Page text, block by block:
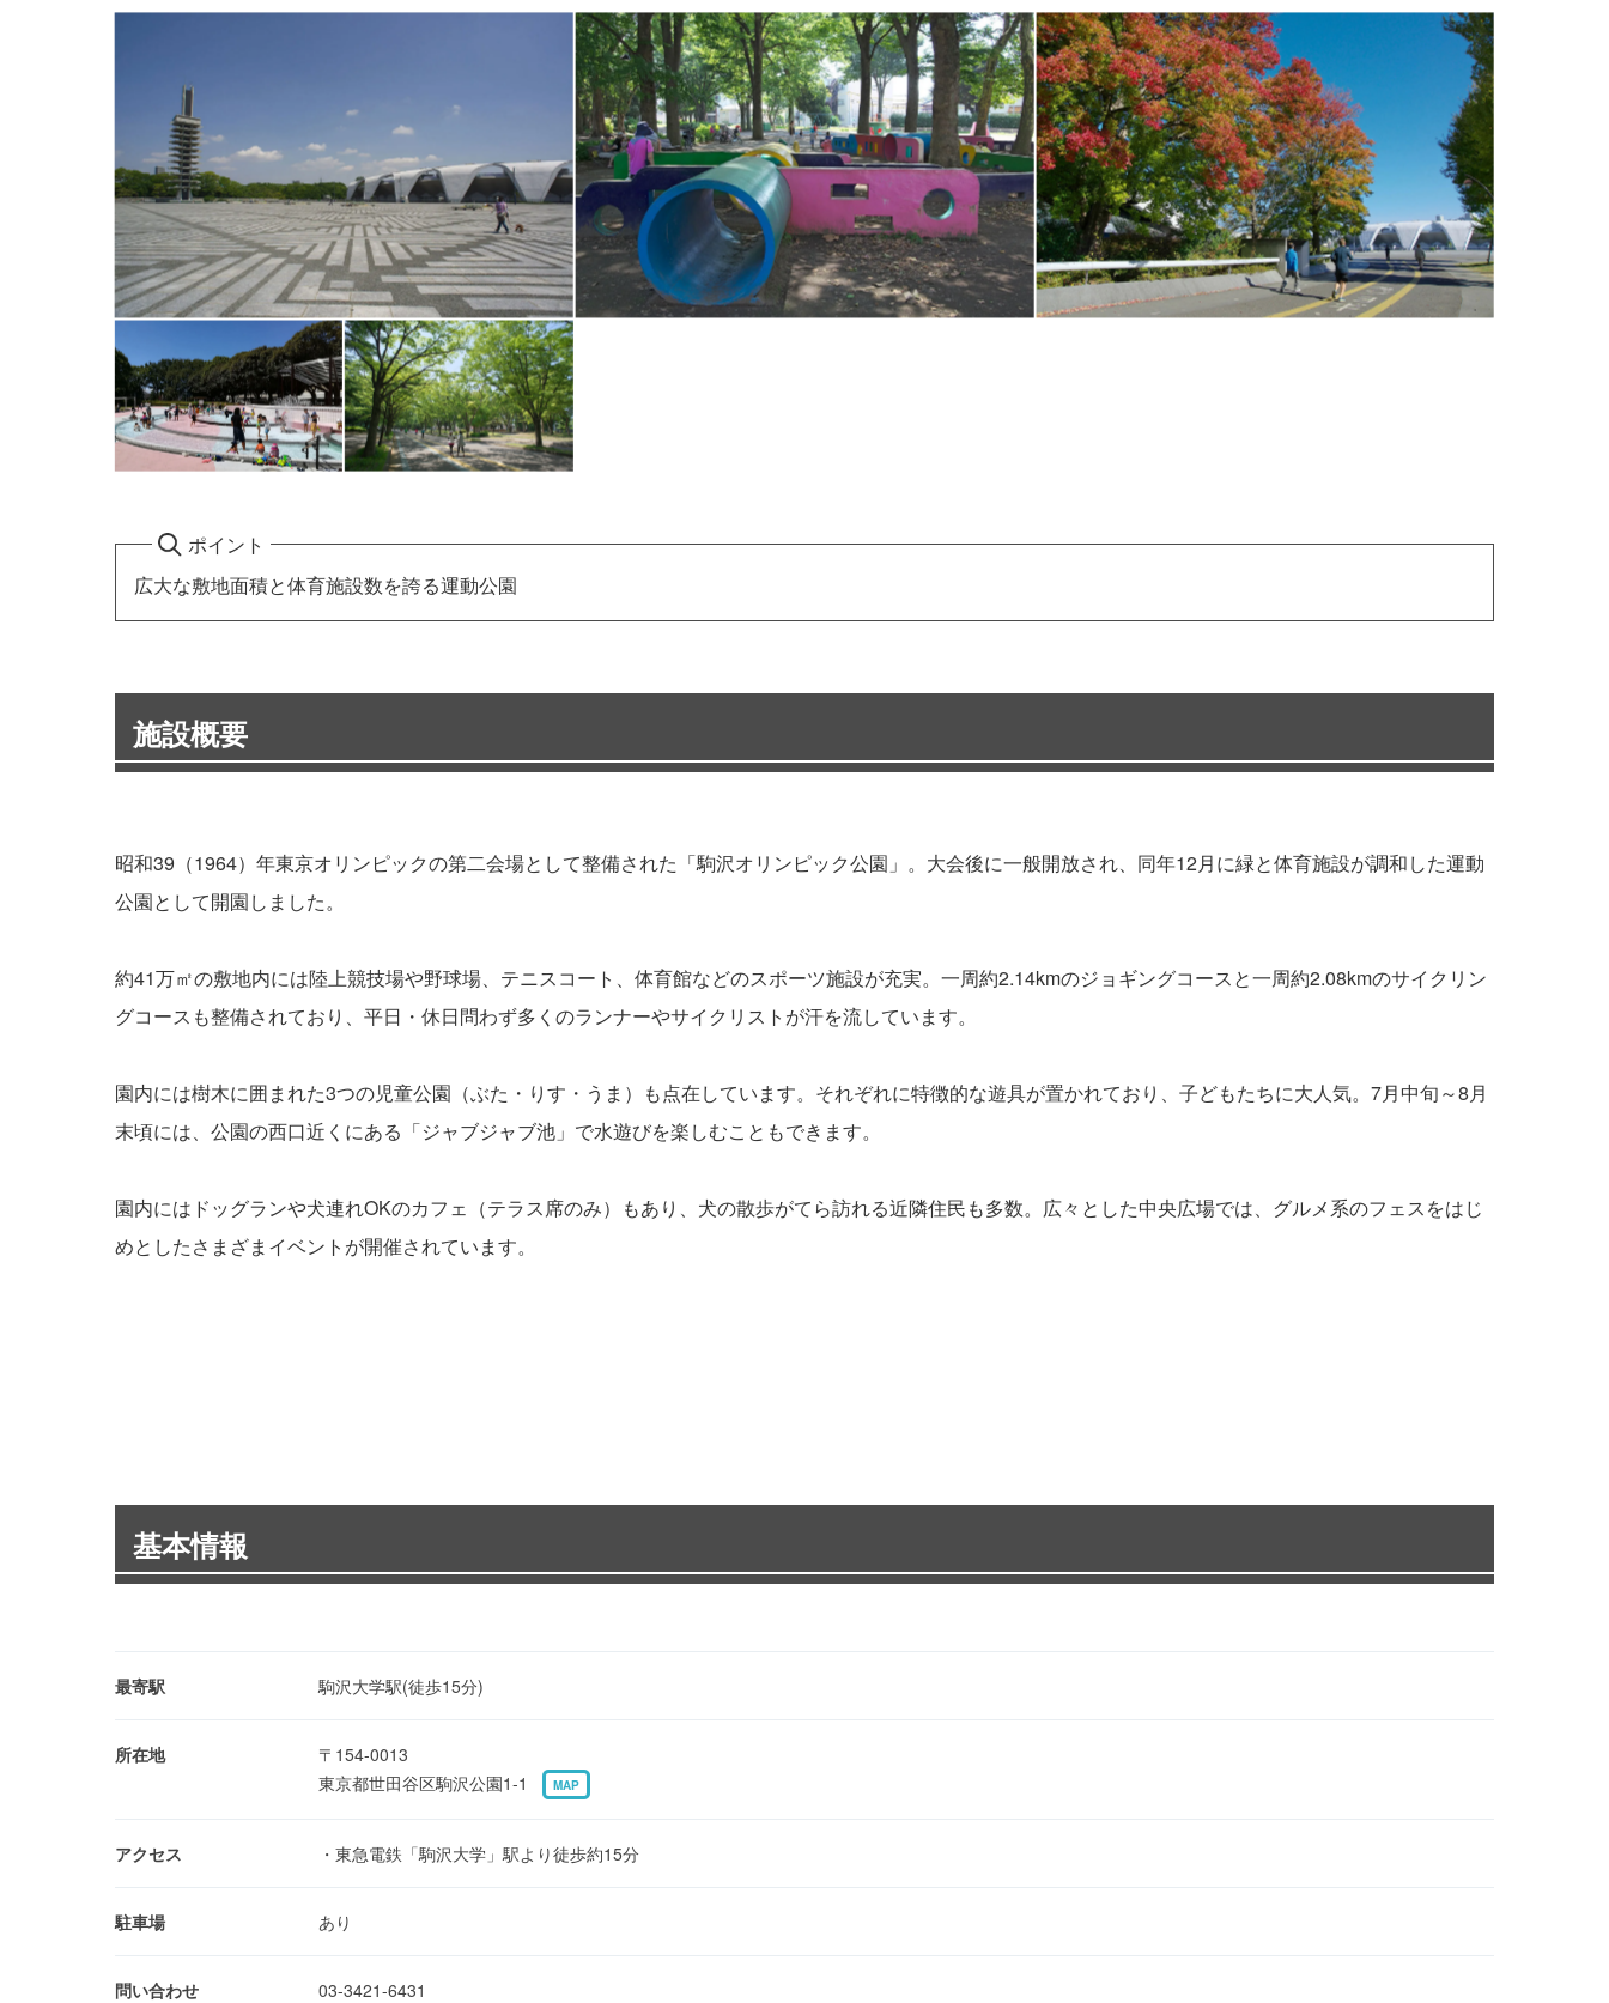
ポイント
広大な敷地面積と体育施設数を誇る運動公園
施設概要
昭和39（1964）年東京オリンピックの第二会場として整備された「駒沢オリンピック公園」。大会後に一般開放され、同年12月に緑と体育施設が調和した運動
公園として開園しました。
約41万㎡の敷地内には陸上競技場や野球場、テニスコート、体育館などのスポーツ施設が充実。一周約2.14kmのジョギングコースと一周約2.08kmのサイクリン
グコースも整備されており、平日・休日問わず多くのランナーやサイクリストが汗を流しています。
園内には樹木に囲まれた3つの児童公園（ぶた・りす・うま）も点在しています。それぞれに特徴的な遊具が置かれており、子どもたちに大人気。7月中旬～8月
末頃には、公園の西口近くにある「ジャブジャブ池」で水遊びを楽しむこともできます。
園内にはドッグランや犬連れOKのカフェ（テラス席のみ）もあり、犬の散歩がてら訪れる近隣住民も多数。広々とした中央広場では、グルメ系のフェスをはじ
めとしたさまざまイベントが開催されています。
基本情報
最寄駅 駒沢大学駅(徒歩15分)
所在地
〒154-0013
東京都世田谷区駒沢公園1-1
MAP
アクセス ・東急電鉄「駒沢大学」駅より徒歩約15分
駐車場 あり
問い合わせ 03-3421-6431